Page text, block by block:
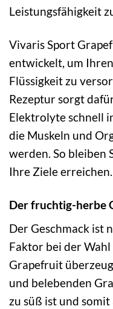
Leistungsfähigkeit
Vivaris Sport
entwickelt, um
Flüssigkeit zu
Rezeptur sorgt
Elektrolyte schnell
die Muskeln und
werden. So bleiben
Ihre Ziele erreichen.
Der fruchtig-herbe
Der Geschmack ist
Faktor bei der
Grapefruit
und belebenden
zu süß ist und